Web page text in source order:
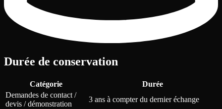
Durée de conservation
Catégorie
Durée
Demandes de contact /
devis / démonstration
3 ans à compter du dernier échange